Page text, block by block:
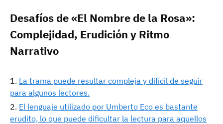
Desafíos de «El Nombre de la Rosa»:
Complejidad, Erudición y Ritmo
Narrativo
La trama puede resultar compleja y difícil de seguir
para algunos lectores.
El lenguaje utilizado por Umberto Eco es bastante
erudito, lo que puede dificultar la lectura para aquellos